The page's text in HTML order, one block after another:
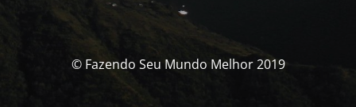
© Fazendo Seu Mundo Melhor 2019